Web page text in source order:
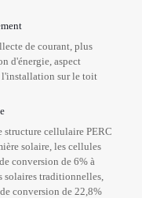
de courant, plus
d'énergie, aspect
l'installation sur le toit
cellulaire PERC
solaire, les cellules
conversion de 6% à
solaires traditionnelles,
conversion de 22,8%